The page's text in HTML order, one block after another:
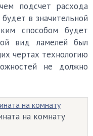
подсчет расхода
в значительной
способом будет
вид ламелей был
чертах технологию
не должно
на комнату